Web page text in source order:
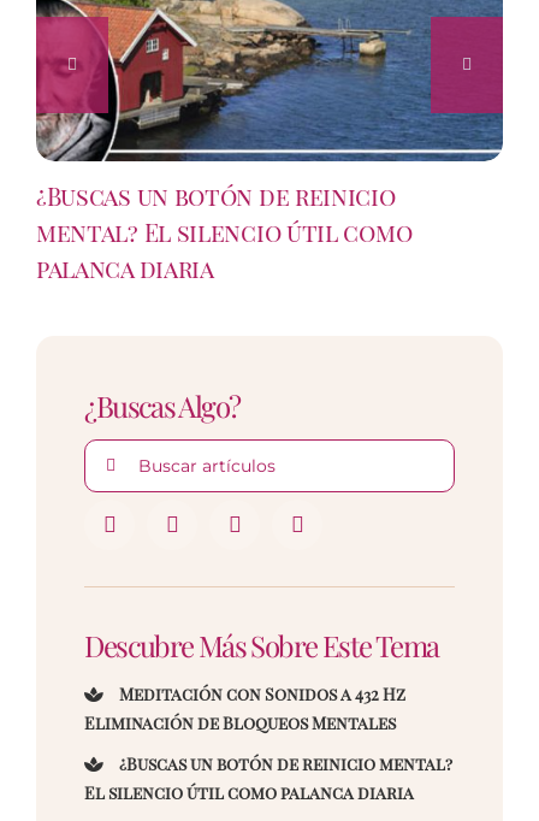
¿Buscas un botón de reinicio
mental? El silencio útil como
palanca diaria
¿Buscas Algo?
Buscar:
Descubre Más Sobre Este Tema
Meditación con Sonidos a 432 Hz
Eliminación de Bloqueos Mentales
¿Buscas un botón de reinicio mental?
El silencio útil como palanca diaria